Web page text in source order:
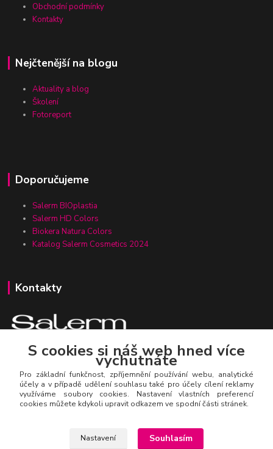
Obchodní podmínky
Kontakty
Nejčtenější na blogu
Aktuality a blog
Školení
Fotoreport
Doporučujeme
Salerm BIOplastia
Salerm HD Colors
Biokera Natura Colors
Katalog Salerm Cosmetics 2024
Kontakty
Zákaznická linka Salerm.cz
+420 777 271 199
salerm@salerm.cz
S cookies si náš web hned více
vychutnáte
Pro základní funkčnost, zpříjemnění používání webu, analytické
účely a v případě udělení souhlasu také pro účely cílení reklamy
využíváme soubory cookies. Nastavení vlastních preferencí
cookies můžete kdykoli upravit odkazem ve spodní části stránek.
Nastavení Souhlasím